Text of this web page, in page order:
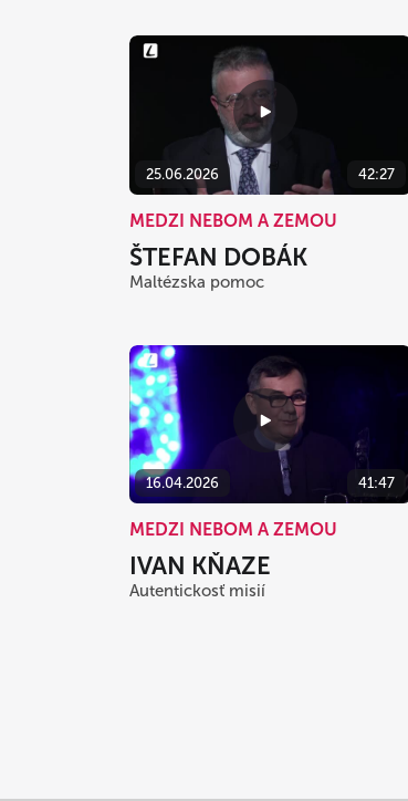
25.06.2026 42:27
MEDZI NEBOM A ZEMOU
ŠTEFAN DOBÁK
Maltézska pomoc
16.04.2026 41:47
MEDZI NEBOM A ZEMOU
IVAN KŇAZE
Autentickosť misií